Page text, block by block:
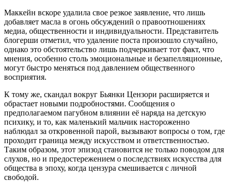
Маккейн вскоре удалила свое резкое заявление, что лишь
добавляет масла в огонь обсуждений о правоотношениях
медиа, общественности и индивидуальности. Представитель
блогерши отметил, что удаление поста произошло случайно,
однако это обстоятельство лишь подчеркивает тот факт, что
мнения, особенно столь эмоциональные и безапелляционные,
могут быстро меняться под давлением общественного
восприятия.
К тому же, скандал вокруг Бьянки Цензори расширяется и
обрастает новыми подробностями. Сообщения о
предполагаемом пагубном влиянии её наряда на детскую
психику, и то, как маленький мальчик настороженно
наблюдал за откровенной парой, вызывают вопросы о том, где
проходит граница между искусством и ответственностью.
Таким образом, этот эпизод становится не только поводом для
слухов, но и предостережением о последствиях искусства для
общества в эпоху, когда цензура смешивается с личной
свободой.